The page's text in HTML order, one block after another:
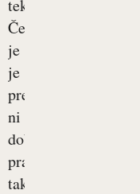
tekočine.
Če
je
je
premalo,
ni
dobro,
prav
tako